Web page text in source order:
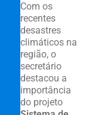
Com os
recentes
desastres
climáticos na
região, o
secretário
destacou a
importância
do projeto